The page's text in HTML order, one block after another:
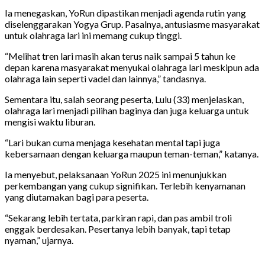
Ia menegaskan, YoRun dipastikan menjadi agenda rutin yang
diselenggarakan Yogya Grup. Pasalnya, antusiasme masyarakat
untuk olahraga lari ini memang cukup tinggi.
“Melihat tren lari masih akan terus naik sampai 5 tahun ke
depan karena masyarakat menyukai olahraga lari meskipun ada
olahraga lain seperti vadel dan lainnya,” tandasnya.
Sementara itu, salah seorang peserta, Lulu (33) menjelaskan,
olahraga lari menjadi pilihan baginya dan juga keluarga untuk
mengisi waktu liburan.
“Lari bukan cuma menjaga kesehatan mental tapi juga
kebersamaan dengan keluarga maupun teman-teman,” katanya.
Ia menyebut, pelaksanaan YoRun 2025 ini menunjukkan
perkembangan yang cukup signifikan. Terlebih kenyamanan
yang diutamakan bagi para peserta.
“Sekarang lebih tertata, parkiran rapi, dan pas ambil troli
enggak berdesakan. Pesertanya lebih banyak, tapi tetap
nyaman,” ujarnya.